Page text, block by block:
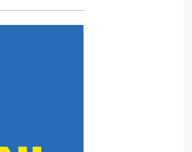
Facebook
Twitter
Share